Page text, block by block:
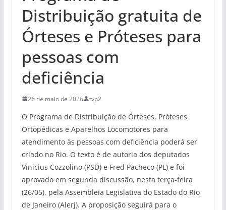
Distribuição gratuita de
Órteses e Próteses para
pessoas com
deficiência
26 de maio de 2026 tvp2
O Programa de Distribuição de Órteses, Próteses
Ortopédicas e Aparelhos Locomotores para
atendimento às pessoas com deficiência poderá ser
criado no Rio. O texto é de autoria dos deputados
Vinicius Cozzolino (PSD) e Fred Pacheco (PL) e foi
aprovado em segunda discussão, nesta terça-feira
(26/05), pela Assembleia Legislativa do Estado do Rio
de Janeiro (Alerj). A proposição seguirá para o